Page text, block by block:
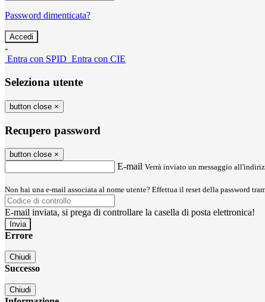
Password dimenticata?
-
Entra con SPID Entra con CIE
Seleziona utente
button close ×
Recupero password
button close ×
E-mail Verrà inviato un messaggio
Non hai una e-mail associata al nome utente? Effettua il reset della password
E-mail inviata, si prega di controllare la casella di posta elettronica!
Errore
Chiudi
Successo
Chiudi